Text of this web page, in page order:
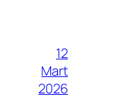
12
Mart
2026